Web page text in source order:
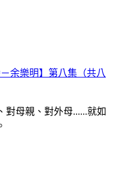
對母親、對外母......就如